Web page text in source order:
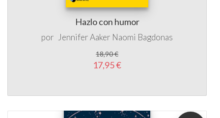
Hazlo con humor
por Jennifer Aaker Naomi Bagdonas
18,90 €
17,95 €